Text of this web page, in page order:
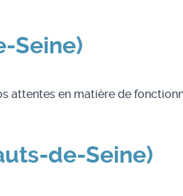
Seine)
attentes en matière de
de-Seine)